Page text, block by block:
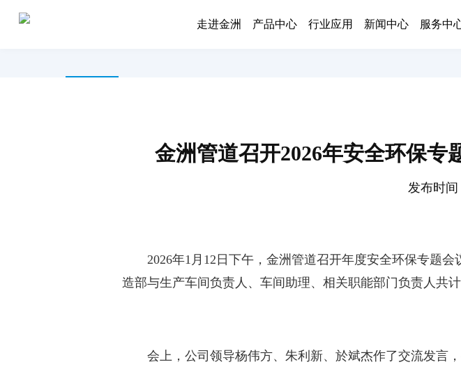
走进金洲 产品中心 行业应用 新闻中心 服务中
金洲管道召开2026年安全环保
发布时间
2026年1月12日下午，金洲管道召开年度安全环保专题会
造部与生产车间负责人、车间助理、相关职能部门负责人共计
会上，公司领导杨伟方、朱利新、於斌杰作了交流发言